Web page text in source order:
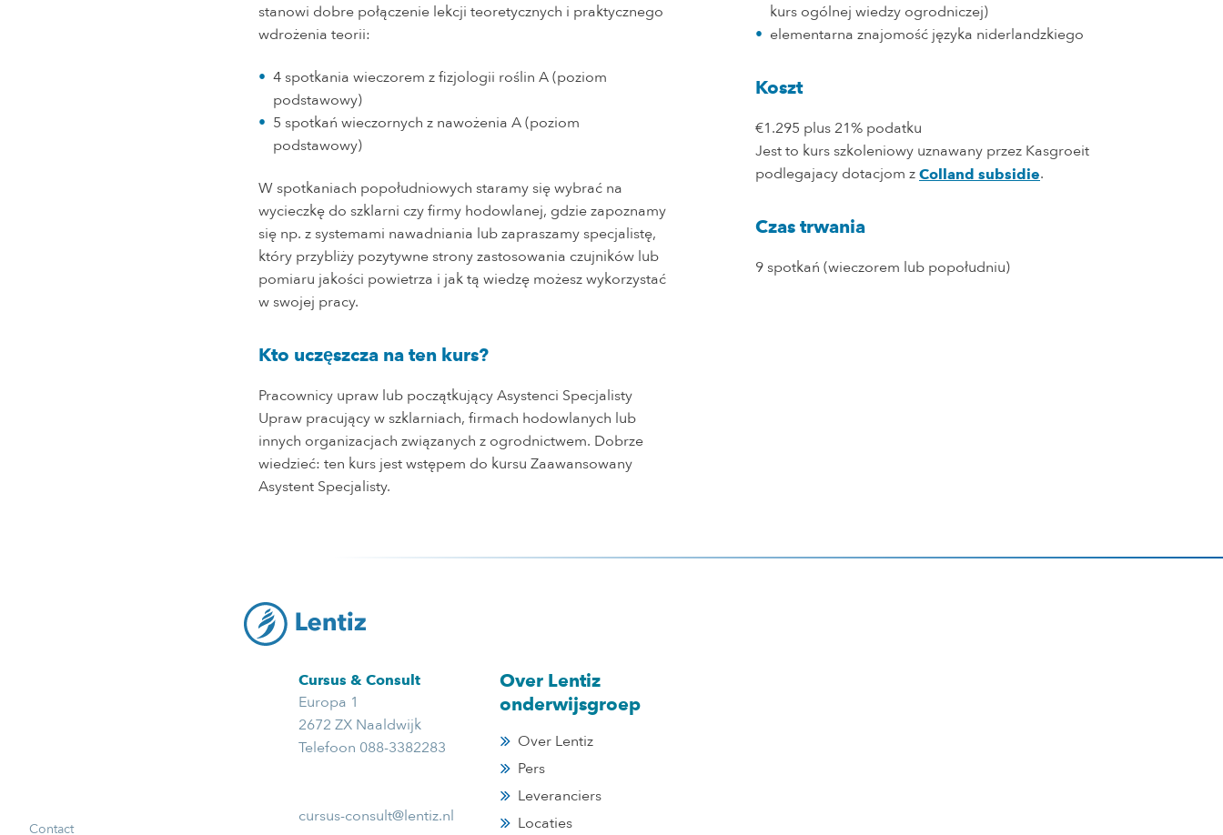
Contact
stanowi dobre połączenie lekcji teoretycznych i praktycznego
wdrożenia teorii:
4 spotkania wieczorem z fizjologii roślin A (poziom
podstawowy)
5 spotkań wieczornych z nawożenia A (poziom
podstawowy)
W spotkaniach popołudniowych staramy się wybrać na
wycieczkę do szklarni czy firmy hodowlanej, gdzie zapoznamy
się np. z systemami nawadniania lub zapraszamy specjalistę,
który przybliży pozytywne strony zastosowania czujników lub
pomiaru jakości powietrza i jak tą wiedzę możesz wykorzystać
w swojej pracy.
Kto uczęszcza na ten kurs?
Pracownicy upraw lub początkujący Asystenci Specjalisty
Upraw pracujący w szklarniach, firmach hodowlanych lub
innych organizacjach związanych z ogrodnictwem. Dobrze
wiedzieć: ten kurs jest wstępem do kursu Zaawansowany
Asystent Specjalisty.
kurs ogólnej wiedzy ogrodniczej)
elementarna znajomość języka niderlandzkiego
Koszt
€1.295 plus 21% podatku
Jest to kurs szkoleniowy uznawany przez Kasgroeit
podlegajacy dotacjom z Colland subsidie.
Czas trwania
9 spotkań (wieczorem lub popołudniu)
Cursus & Consult
Europa 1
2672 ZX Naaldwijk
Telefoon 088-3382283
cursus-consult@lentiz.nl
Over Lentiz
onderwijsgroep
Over Lentiz
Pers
Leveranciers
Locaties